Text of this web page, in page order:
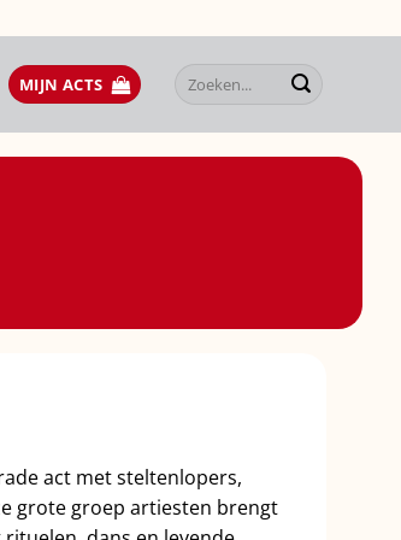
MIJN ACTS
Zoeken
naar:
act met steltenlopers,
grote groep artiesten brengt